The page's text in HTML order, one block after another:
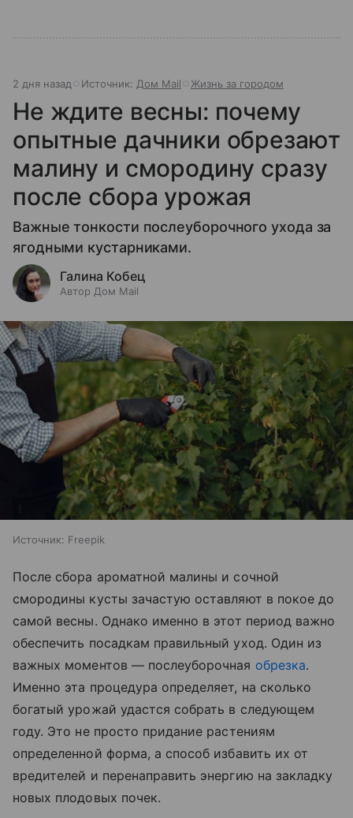
2 дня назад Источник: Дом Mail Жизнь за городом
Не ждите весны: почему
опытные дачники обрезают
малину и смородину сразу
после сбора урожая
Важные тонкости послеуборочного ухода за
ягодными кустарниками.
Галина Кобец
Автор Дом Mail
Источник: Freepik
После сбора ароматной малины и сочной
смородины кусты зачастую оставляют в покое до
самой весны. Однако именно в этот период важно
обеспечить посадкам правильный уход. Один из
важных моментов — послеуборочная обрезка.
Именно эта процедура определяет, на сколько
богатый урожай удастся собрать в следующем
году. Это не просто придание растениям
определенной форма, а способ избавить их от
вредителей и перенаправить энергию на закладку
новых плодовых почек.